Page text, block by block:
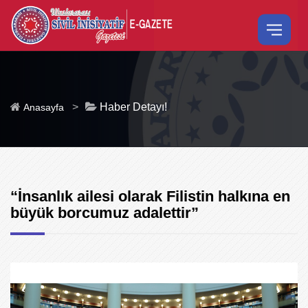
Anasayfa > Haber Detayı!
“İnsanlık ailesi olarak Filistin halkına en
büyük borcumuz adalettir”